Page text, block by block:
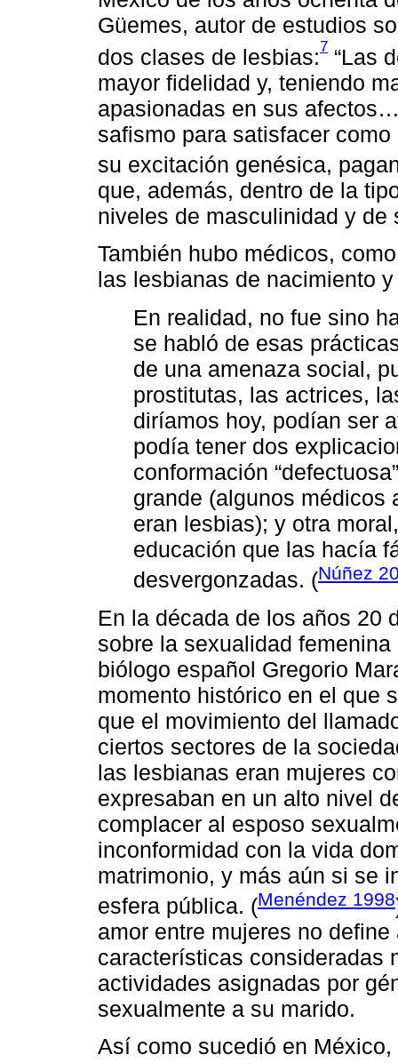
Güemes, autor de estudios
dos clases de lesbias:7 “Las
mayor fidelidad y, teniendo
apasionadas en sus
safismo para satisfacer
su excitación genésica,
que, además, dentro de la
niveles de masculinidad y de
También hubo médicos,
las lesbianas de nacimiento
En realidad, no fue sino
se habló de esas
de una amenaza social,
prostitutas, las actrices,
diríamos hoy, podían ser
podía tener dos
conformación
grande (algunos médicos
eran lesbias); y otra
educación que las hacía
desvergonzadas. (Núñez
En la década de los años 20
sobre la sexualidad
biólogo español Gregorio
momento histórico en el que
que el movimiento del
ciertos sectores de la
las lesbianas eran mujeres
expresaban en un alto nivel
complacer al esposo
inconformidad con la vida
matrimonio, y más aún si se
esfera pública. (Menéndez 1998
amor entre mujeres no
características consideradas
actividades asignadas por
sexualmente a su marido.
Así como sucedió en